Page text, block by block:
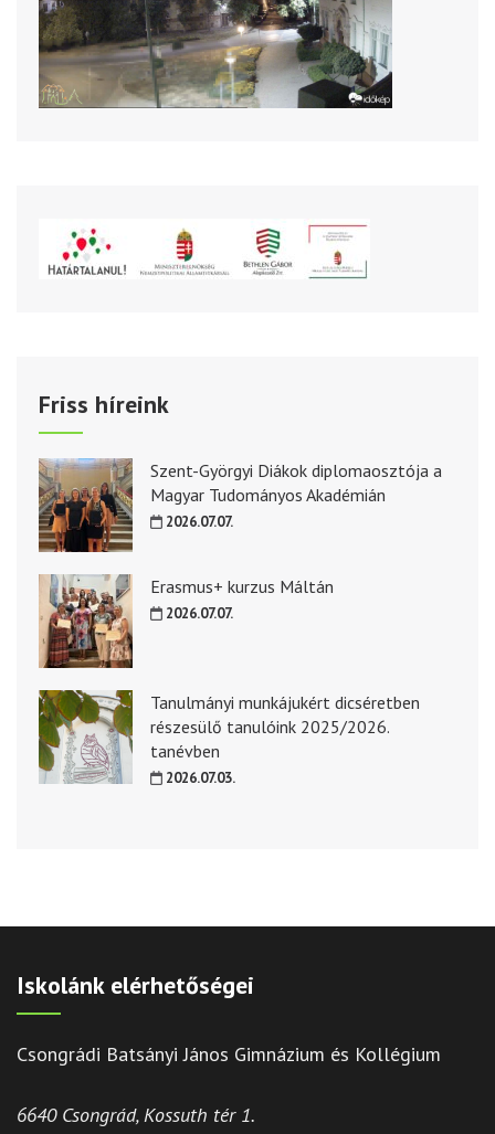
Friss híreink
Szent-Györgyi Diákok diplomaosztója a
Magyar Tudományos Akadémián
2026.07.07.
Erasmus+ kurzus Máltán
2026.07.07.
Tanulmányi munkájukért dicséretben
részesülő tanulóink 2025/2026.
tanévben
2026.07.03.
Iskolánk elérhetőségei
Csongrádi Batsányi János Gimnázium és Kollégium
6640 Csongrád, Kossuth tér 1.